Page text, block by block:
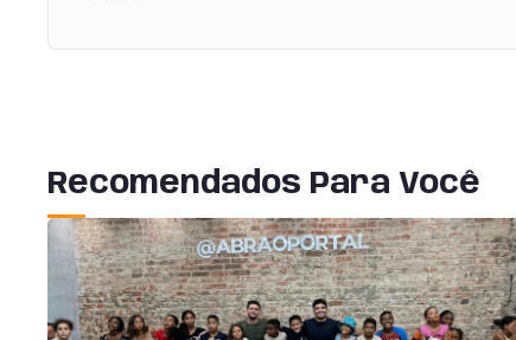
Recomendados Para Você